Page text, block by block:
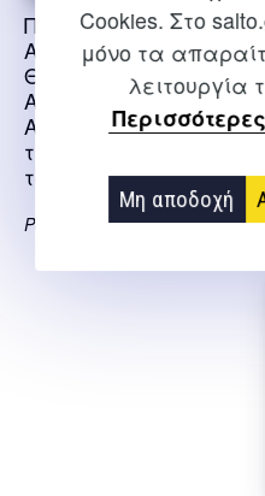
Cookies. Στο
μόνο τα
λειτουργία
Μη αποδοχή
Προπονητής
Αθλημάτων Ομάδα
Θ. Κλασικός
Αθλητισμός
Απαντήσεις στην
τράπεζα θεμάτων
του ΕΟΠΠΕΠ
Ροδάνθη Αγγελική